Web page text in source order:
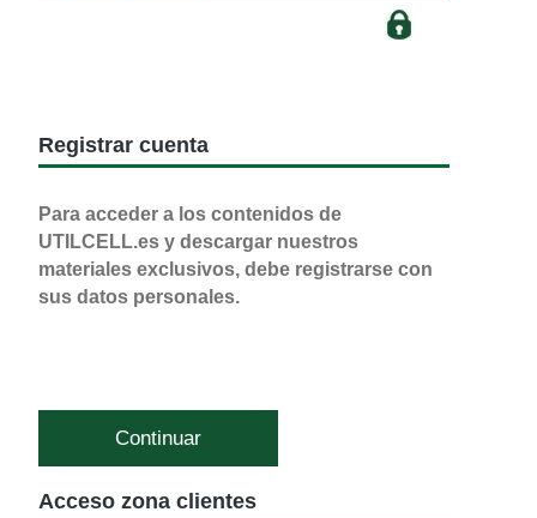
Registrar cuenta
Para acceder a los contenidos de
UTILCELL.es y descargar nuestros
materiales exclusivos, debe registrarse con
sus datos personales.
Continuar
Acceso zona clientes